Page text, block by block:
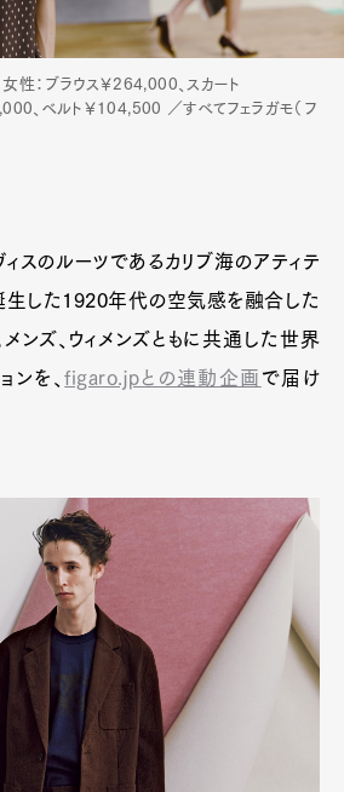
：ブラウス￥264,000、スカート
、ベルト￥104,500 ／すべてフェラガモ（フ
ィスのルーツであるカリブ海のアティテ
誕生した1920年代の空気感を融合した
ンズ、ウィメンズともに共通した世界
ンを、figaro.jpとの連動企画 で届け